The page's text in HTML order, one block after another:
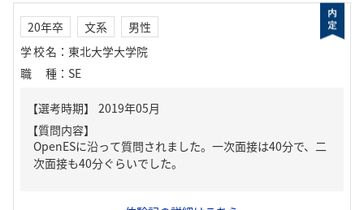
20年卒 文系
男性
学校名 ： 東北大学大学院
職種 ： SE
【質問内容】
OpenESに沿って質問されました。一次面接は40分で、二
次面接も40分ぐらいでした。